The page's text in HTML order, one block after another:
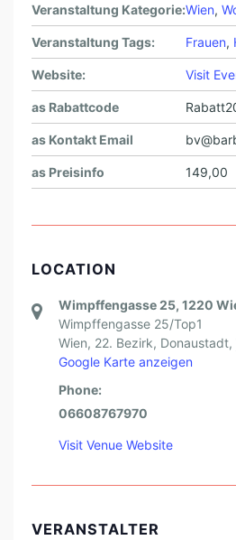
Veranstaltung Kategorie:Wien,
Veranstaltung Tags: Frauen,
Website: Visit
as Rabattcode
as Kontakt Email
as Preisinfo 149,00
LOCATION
Wimpffengasse 25, 1220
Wimpffengasse 25/Top1
Wien, 22. Bezirk, Donaustadt,
Google Karte anzeigen
Phone:
06608767970
Visit Venue Website
VERANSTALTER